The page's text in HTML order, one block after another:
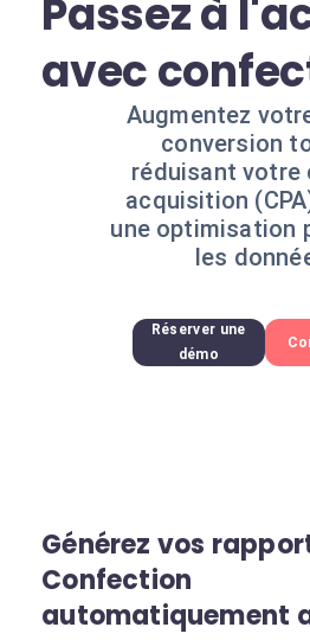
Passez à
avec
Augmentez
conversion
réduisant votre
acquisition
une optimisation
les
Réserver une
démo
Générez vos
Confection
automatiquement